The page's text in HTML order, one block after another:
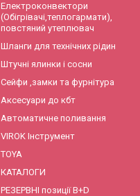
Електроконвектори
(Обігрівачі,теплогармати),
повстяний утеплювач
Шланги для технічних рідин
Штучні ялинки і сосни
Сейфи ,замки та фурнітура
Аксесуари до кбт
Автоматичне поливання
VIROK Інструмент
TOYA
КАТАЛОГИ
РЕЗЕРВНІ позиції B+D